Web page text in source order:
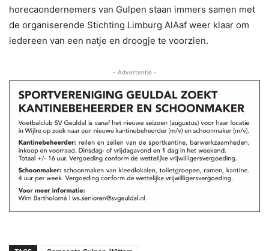
horecaondernemers van Gulpen staan immers samen met
de organiserende Stichting Limburg AlAaf weer klaar om
iedereen van een natje en droogje te voorzien.
- Advertentie -